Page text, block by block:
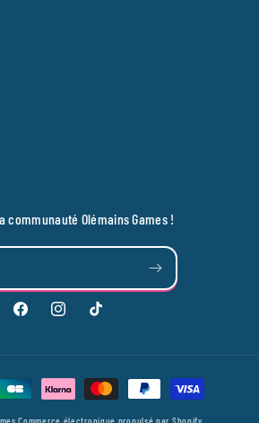
communauté Olémains Games !
FacebookInstagramTikTok